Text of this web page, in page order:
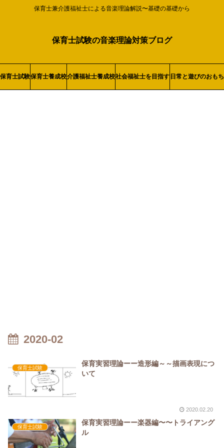
保育士兼介護福祉士による音楽理論解説〜基礎の基礎から
保育士試験の音楽理論対策ブログ
保育士試験保育士養成校介護福祉士養成校社会福祉士を目指す 日常と遊びのおも
2020-02
保育士試験
保育実習理論ーー造形編～～描画表現につ
いて
2020.02.20
保育士試験
保育実習理論ーー楽器編〜〜トライアング
ル